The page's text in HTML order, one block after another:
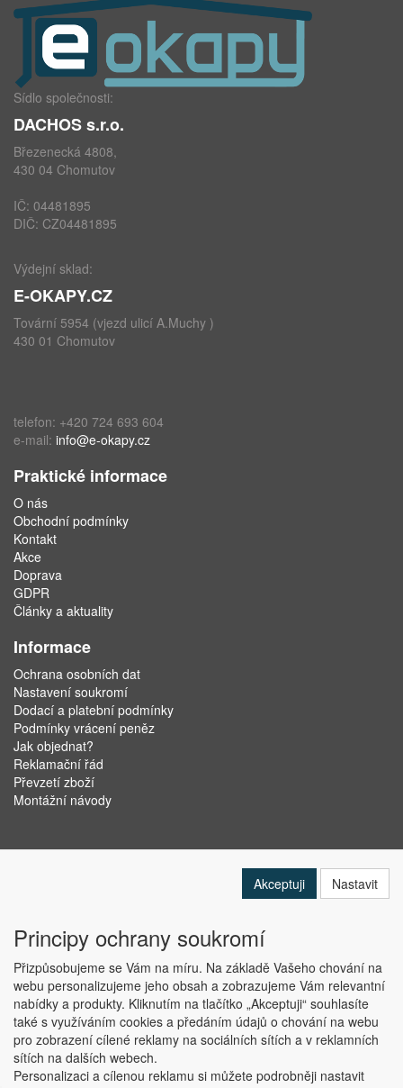
Sídlo společnosti:
DACHOS s.r.o.
Březenecká 4808,
430 04 Chomutov
IČ: 04481895
DIČ: CZ04481895
Výdejní sklad:
E-OKAPY.CZ
Tovární 5954 (vjezd ulicí A.Muchy )
430 01 Chomutov
telefon: +420 724 693 604
e-mail: info@e-okapy.cz
Praktické informace
O nás
Obchodní podmínky
Kontakt
Akce
Doprava
GDPR
Články a aktuality
Informace
Ochrana osobních dat
Nastavení soukromí
Dodací a platební podmínky
Podmínky vrácení peněz
Jak objednat?
Reklamační řád
Převzetí zboží
Montážní návody
Copyright © ABRA Software a.s. 2019
Akceptuji Nastavit
Principy ochrany soukromí
Přizpůsobujeme se Vám na míru. Na základě Vašeho chování na
webu personalizujeme jeho obsah a zobrazujeme Vám relevantní
nabídky a produkty. Kliknutím na tlačítko „Akceptuji“ souhlasíte
také s využíváním cookies a předáním údajů o chování na webu
pro zobrazení cílené reklamy na sociálních sítích a v reklamních
sítích na dalších webech.
Personalizaci a cílenou reklamu si můžete podrobněji nastavit